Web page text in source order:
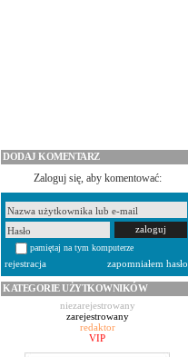
DODAJ KOMENTARZ
Zaloguj się, aby komentować:
pamiętaj na tym komputerze
rejestracja
zapomniałem hasło
KATEGORIE UŻYTKOWNIKÓW
niezarejestrowany
zarejestrowany
redaktor
VIP